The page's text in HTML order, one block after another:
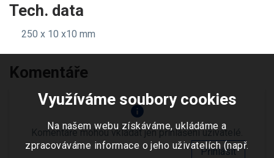
Tech. data
250 x 10 x10 mm
Komentáře
info
Komentáře mohou vkládat jen přihlášení uživatelé.
Přihlásit
Využíváme soubory cookies
Na našem webu získáváme, ukládáme a
zpracováváme informace o jeho uživatelích (např.